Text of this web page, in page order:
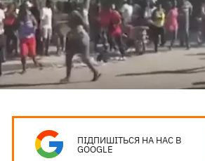
ПІДПИШІТЬСЯ НА НАС В
GOOGLE